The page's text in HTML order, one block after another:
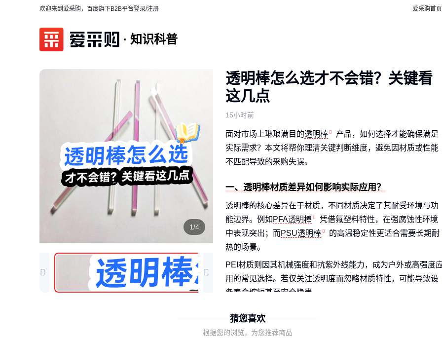
欢迎来到爱采购，百度旗下B2B平台登录/注册 爱采购首页
知识科普
1/4
透明棒怎么选才不会错？关键看
这几点
15小时前
面对市场上琳琅满目的透明棒
产品，如何选择才能确保满足
实际需求？本文将帮你理清关键判断维度，避免因材质或性能
不匹配导致的采购失误。
一、透明棒材质差异如何影响实际应用？
透明棒的核心差异在于材质，不同材质决定了其耐受环境与功
能边界。例如 PFA透明棒
凭借氟塑料特性，在强腐蚀性环境
中表现突出；而PSU透明棒
的高温稳定性更适合需要长期耐
热的场景。
PEI材质则因其机械强度和抗紫外线能力，成为户外或高强度
用的常见选择。若仅关注透明度而忽略材质特性，可能导致设
备寿命缩短甚至安全隐患。
续高温或机械应力，再反向匹配对应材质的性能阈值。
猜您喜欢
根据您的浏览，为您推荐商品